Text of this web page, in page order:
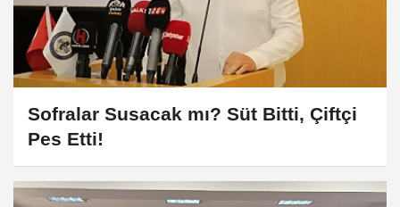
Sofralar Susacak mı? Süt Bitti, Çiftçi
Pes Etti!